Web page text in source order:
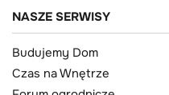
NASZE SERWISY
Budujemy Dom
Czas na Wnętrze